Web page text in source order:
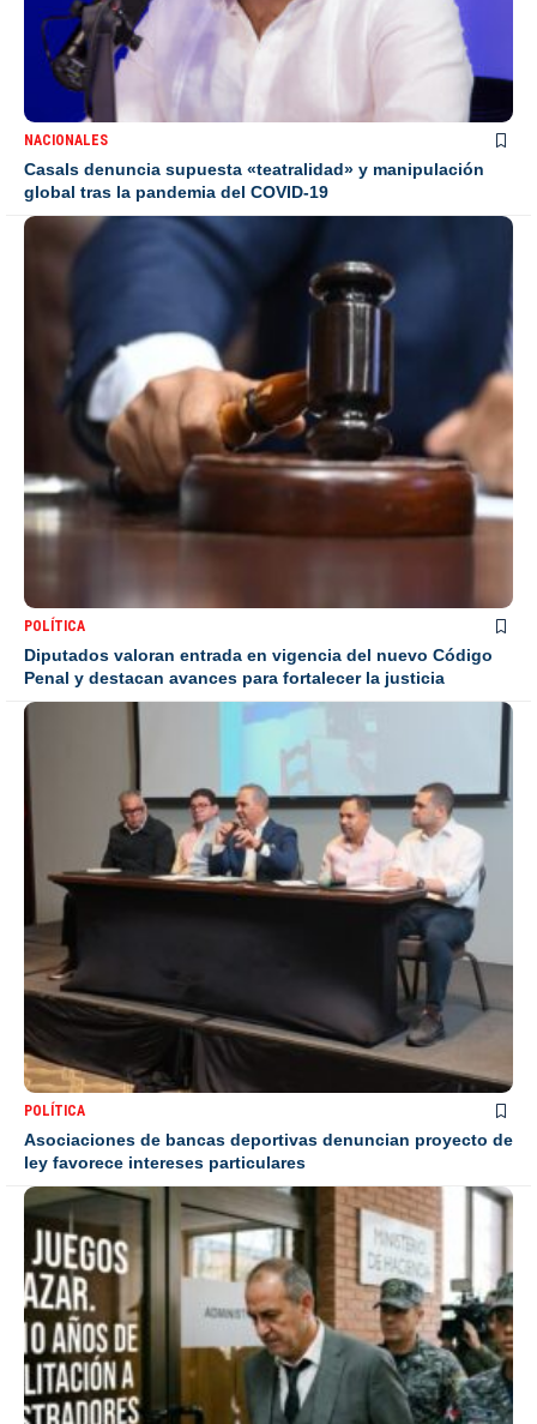
NACIONALES
Casals denuncia supuesta «teatralidad» y manipulación
global tras la pandemia del COVID-19
POLÍTICA
Diputados valoran entrada en vigencia del nuevo Código
Penal y destacan avances para fortalecer la justicia
POLÍTICA
Asociaciones de bancas deportivas denuncian proyecto de
ley favorece intereses particulares